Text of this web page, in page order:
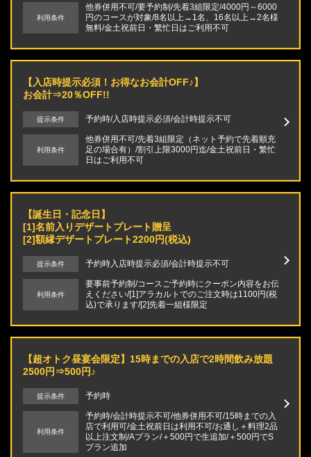
利用条件
他券併用不可/要予約制/先着3組限定/4000円～6000
円のコースが対象/8名以上→1名、16名以上→2名様
無料/金土祝前日・繁忙日はご利用不可
【入店時提示必須！お得なお会計OFF♪】
お会計⇒20％OFF!!
提示条件 予約時/入店時提示必須/会計時提示不可
利用条件
他券併用不可/先着3組限定（ネット予約で先着順充
足の場合有）/割引上限3000円迄/金土祝前日・繁忙
日はご利用不可
【誕生日・記念日】
[1]名前入りデザートプレート贈呈
[2]額縁デザートプレート2200円(税込)
提示条件 予約時入店時提示必須/会計時提示不可
利用条件
要事前予約制/コースご予約時にクーポン内容をお伝
えください/[1]アラカルトでのご注文時は1100円(税
込)で承ります/[2]先着一組様限定
【超オトク昼宴会限定】15時までの入店で2時間飲み放題
2500円⇒500円♪
提示条件 予約時
利用条件
予約時/会計時提示不可/他券併用不可/15時までの入
店で利用可/金土祝前日は利用不可/お通し＋料理2品
以上注文制/Aプラン/＋500円で生追加/＋500円でS
プラン追加
この店舗情報をシェアする
クーポン | 【全席個室】個室居酒屋 九十九 －つくも－ 金
沢店